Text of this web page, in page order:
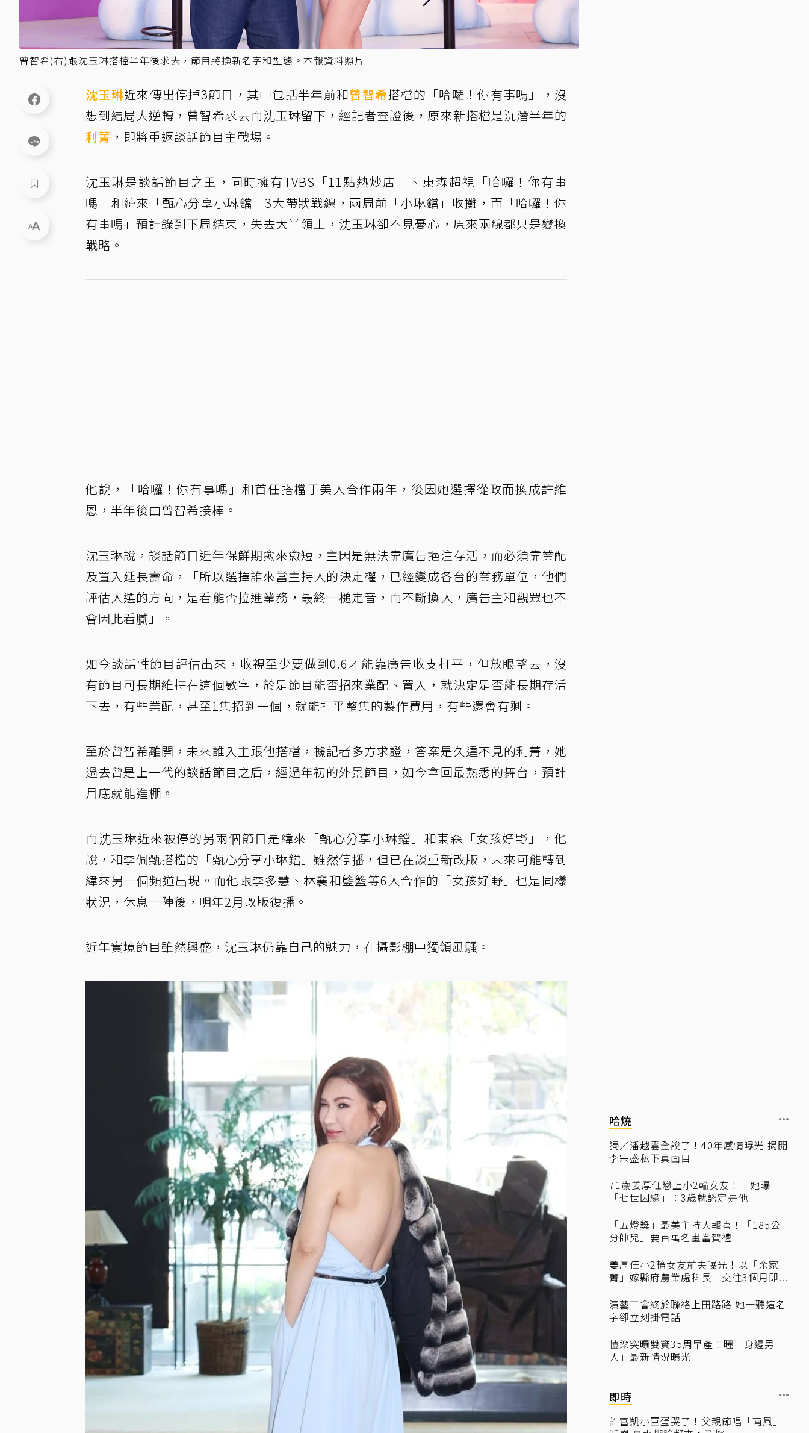
曾智希(右)跟沈玉琳搭檔半年後求去，節目將換新名字和型態。本報資料照片
沈玉琳近來傳出停掉3節目，其中包括半年前和曾智希搭檔的「哈囉！你有事嗎」，沒
想到結局大逆轉，曾智希求去而沈玉琳留下，經記者查證後，原來新搭檔是沉潛半年的
利菁 ，即將重返談話節目主戰場。
沈玉琳是談話節目之王，同時擁有TVBS「11點熱炒店」、東森超視「哈囉！你有事
嗎」和緯來「甄心分享小琳鐺」3大帶狀戰線，兩周前「小琳鐺」收攤，而「哈囉！你
有事嗎」預計錄到下周結束，失去大半領土，沈玉琳卻不見憂心，原來兩線都只是變換
戰略。
他說，「哈囉！你有事嗎」和首任搭檔于美人合作兩年，後因她選擇從政而換成許維
恩，半年後由曾智希接棒。
沈玉琳說，談話節目近年保鮮期愈來愈短，主因是無法靠廣告挹注存活，而必須靠業配
及置入延長壽命，「所以選擇誰來當主持人的決定權，已經變成各台的業務單位，他們
評估人選的方向，是看能否拉進業務，最終一槌定音，而不斷換人，廣告主和觀眾也不
會因此看膩」。
如今談話性節目評估出來，收視至少要做到0.6才能靠廣告收支打平，但放眼望去，沒
有節目可長期維持在這個數字，於是節目能否招來業配、置入，就決定是否能長期存活
下去，有些業配，甚至1集招到一個，就能打平整集的製作費用，有些還會有剩。
至於曾智希離開，未來誰入主跟他搭檔，據記者多方求證，答案是久違不見的利菁，她
過去曾是上一代的談話節目之后，經過年初的外景節目，如今拿回最熟悉的舞台，預計
月底就能進棚。
而沈玉琳近來被停的另兩個節目是緯來「甄心分享小琳鐺」和東森「女孩好野」，他
說，和李佩甄搭檔的「甄心分享小琳鐺」雖然停播，但已在談重新改版，未來可能轉到
緯來另一個頻道出現。而他跟李多慧、林襄和籃籃等6人合作的「女孩好野」也是同樣
狀況，休息一陣後，明年2月改版復播。
近年實境節目雖然興盛，沈玉琳仍靠自己的魅力，在攝影棚中獨領風騷。
哈燒
獨／潘越雲全說了！40年感情曝光 揭開
李宗盛私下真面目
71歲姜厚任戀上小2輪女友！ 她曝
「七世因緣」：3歲就認定是他
「五燈獎」最美主持人報喜！「185公
分帥兒」要百萬名畫當賀禮
姜厚任小2輪女友前夫曝光！以「余家
菁」嫁縣府農業處科長 交往3個月即...
演藝工會終於聯絡上田路路 她一聽這名
字卻立刻掛電話
愷樂突曝雙寶35周早產！曬「身邊男
人」最新情況曝光
即時
許富凱小巨蛋哭了！父親節唱「南風」